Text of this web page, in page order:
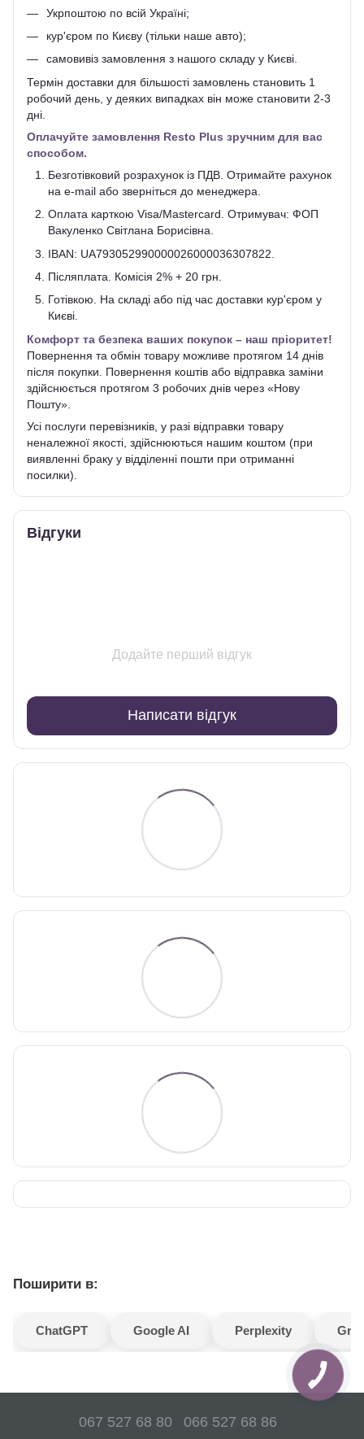
Укрпоштою по всій Україні;
кур'єром по Києву (тільки наше авто);
самовивіз замовлення з нашого складу у Києві.
Термін доставки для більшості замовлень становить 1
робочий день, у деяких випадках він може становити 2-3
дні.
Оплачуйте замовлення Resto Plus зручним для вас
способом.
Безготівковий розрахунок із ПДВ. Отримайте рахунок
на e-mail або зверніться до менеджера.
Оплата карткою Visa/Mastercard. Отримувач: ФОП
Вакуленко Світлана Борисівна.
IBAN: UA793052990000026000036307822.
Післяплата. Комісія 2% + 20 грн.
Готівкою. На складі або під час доставки кур'єром у
Києві.
Комфорт та безпека ваших покупок – наш пріоритет!
Повернення та обмін товару можливе протягом 14 днів
після покупки. Повернення коштів або відправка заміни
здійснюється протягом 3 робочих днів через «Нову
Пошту».
Усі послуги перевізників, у разі відправки товару
неналежної якості, здійснюються нашим коштом (при
виявленні браку у відділенні пошти при отриманні
посилки).
Відгуки
Додайте перший відгук
Написати відгук
Поширити в:
ChatGPT Google AI Perplexity
067 527 68 80 066 527 68 86